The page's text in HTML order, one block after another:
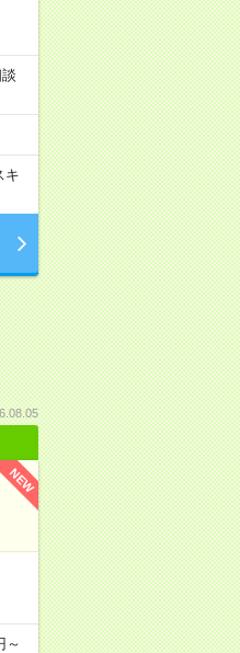
キ
NEW
～